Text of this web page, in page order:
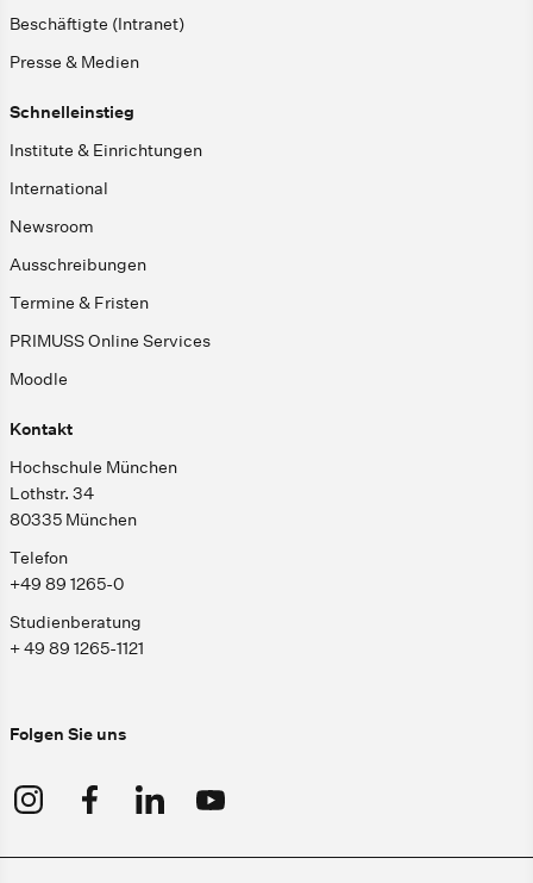
Beschäftigte (Intranet)
Presse & Medien
Schnelleinstieg
Institute & Einrichtungen
International
Newsroom
Ausschreibungen
Termine & Fristen
PRIMUSS Online Services
Moodle
Kontakt
Hochschule München
Lothstr. 34
80335 München
Telefon
+49 89 1265-0
Studienberatung
+ 49 89 1265-1121
Folgen Sie uns